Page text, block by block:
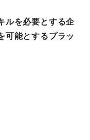
ルを必要とする企
可能とするプラッ